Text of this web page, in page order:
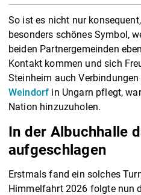
So ist es nicht nur
besonders schönes Symbol,
beiden Partnergemeinden
Kontakt kommen und sich
Steinheim auch
Weindorf in Ungarn pflegt,
Nation hinzuzuholen.
In der Albuchhalle
aufgeschlagen
Erstmals fand ein solches
Himmelfahrt 2026 folgte nun